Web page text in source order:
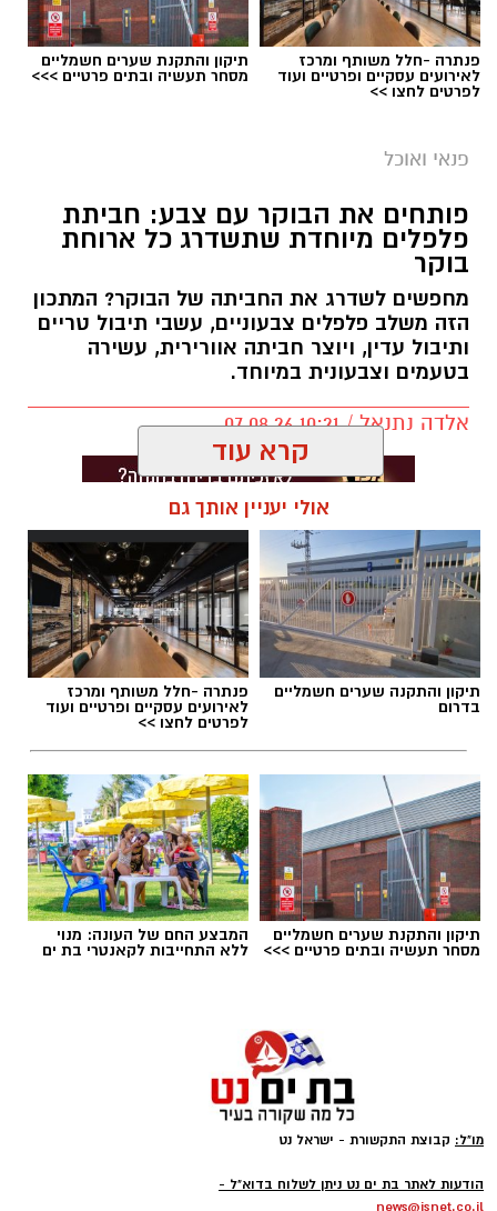
פנתרה -חלל משותף ומרכז
לאירועים עסקיים ופרטיים ועוד
לפרטים לחצו >>
תיקון והתקנת שערים חשמליים
מסחר תעשיה ובתים פרטיים >>>
פנאי ואוכל
פותחים את הבוקר עם צבע: חביתת
פלפלים מיוחדת שתשדרג כל ארוחת
בוקר
מחפשים לשדרג את החביתה של הבוקר? המתכון
הזה משלב פלפלים צבעוניים, עשבי תיבול טריים
ותיבול עדין, ויוצר חביתה אוורירית, עשירה
בטעמים וצבעונית במיוחד.
אלדה נתנאל / 10:21 07.08.26
תגים:חביתת ירק
½ פלפל אדום, חתוך לקוביות קטנות
½ פלפל צהוב, חתוך לקוביות קטנות
½ בצל קטן קצוץ דק (לא חובה)
קרא עוד
אולי יעניין אותך גם
תיקון והתקנה שערים חשמליים
בדרום
פנתרה -חלל משותף ומרכז
לאירועים עסקיים ופרטיים ועוד
לפרטים לחצו >>
תיקון והתקנת שערים חשמליים
מסחר תעשיה ובתים פרטיים >>>
המבצע החם של העונה: מנוי
ללא התחייבות לקאנטרי בת ים
מו"ל: קבוצת התקשורת - ישראל נט
הודעות לאתר בת ים נט ניתן לשלוח בדוא"ל -
news@isnet.co.il